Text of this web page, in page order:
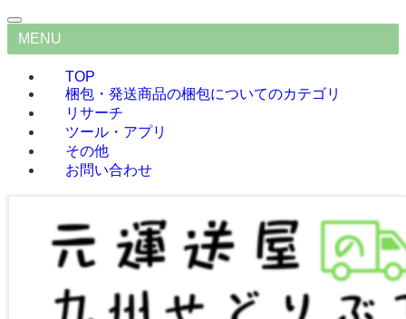
MENU
TOP
梱包・発送商品の梱包についてのカテゴリ
リサーチ
ツール・アプリ
その他
お問い合わせ